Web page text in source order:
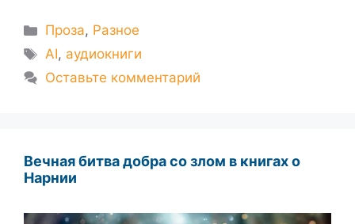
Рубрики
Проза, Разное
Метки
AI, аудиокниги
Оставьте комментарий
Вечная битва добра со злом в книгах о
Нарнии